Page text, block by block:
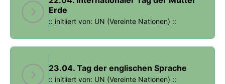
Erde
:: initiiert von: UN (Vereinte Nationen) ::
23.04. Tag der englischen Sprache
:: initiiert von: UN (Vereinte Nationen) ::